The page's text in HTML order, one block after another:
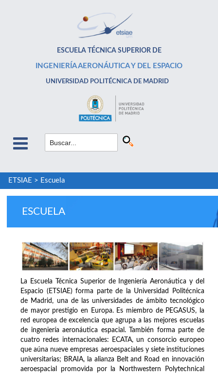
ESCUELA TÉCNICA SUPERIOR DE
INGENIERÍA AERONÁUTICA Y DEL ESPACIO
UNIVERSIDAD POLITÉCNICA DE MADRID
ETSIAE > Escuela
ESCUELA
La Escuela Técnica Superior de Ingeniería Aeronáutica y del
Espacio (ETSIAE) forma parte de la Universidad Politécnica
de Madrid, una de las universidades de ámbito tecnológico
de mayor prestigio en Europa. Es miembro de PEGASUS, la
red europea de excelencia que agrupa a las mejores escuelas
de ingeniería aeronáutica espacial. También forma parte de
cuatro redes internacionales: ECATA, un consorcio europeo
que aúna nueve empresas aeroespaciales y siete instituciones
universitarias; BRAIA, la alianza Belt and Road en innovación
aeroespacial promovida por la Northwestern Polytechnical